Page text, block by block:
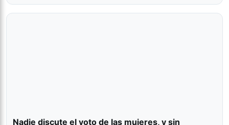
Nadie discute el voto de las mujeres, y sin